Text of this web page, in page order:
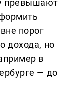
превышают
порог
дохода, но
в
— до